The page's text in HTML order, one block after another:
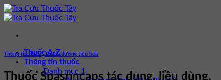
Bỏ
qua
dung
Thuốc A-Z
Thông tin thuốc
Danh mục 1
Thông tin thuốc,Thuốc đường tiêu hóa
Thuốc Spasrincaps tác dụng, liều dùng,